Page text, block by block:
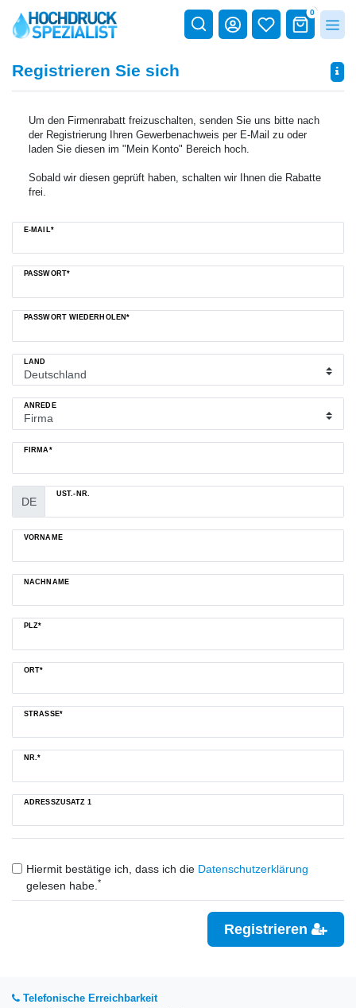
0
Registrieren Sie sich
Um den Firmenrabatt freizuschalten, senden Sie uns bitte nach
der Registrierung Ihren Gewerbenachweis per E-Mail zu oder
laden Sie diesen im "Mein Konto" Bereich hoch.
Sobald wir diesen geprüft haben, schalten wir Ihnen die Rabatte
frei.
E-MAIL*
PASSWORT*
PASSWORT WIEDERHOLEN*
Honig
LAND
ANREDE
FIRMA*
DE
UST.-NR.
VORNAME
NACHNAME
PLZ*
ORT*
STRASSE*
NR.*
ADRESSZUSATZ 1
Hiermit bestätige ich, dass ich die Daten­schutz­erklärung
gelesen habe. *
Registrieren
Telefonische Erreichbarkeit